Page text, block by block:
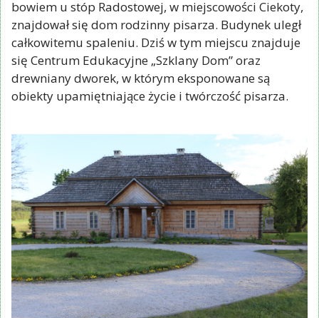
bowiem u stóp Radostowej, w miejscowości Ciekoty,
znajdował się dom rodzinny pisarza. Budynek uległ
całkowitemu spaleniu. Dziś w tym miejscu znajduje
się Centrum Edukacyjne „Szklany Dom” oraz
drewniany dworek, w którym eksponowane są
obiekty upamiętniające życie i twórczość pisarza.